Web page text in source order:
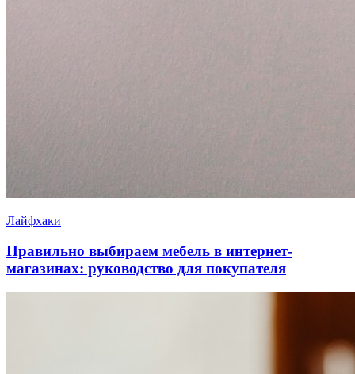
Лайфхаки
Правильно выбираем мебель в интернет-
магазинах: руководство для покупателя